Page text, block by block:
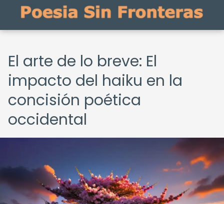
El arte de lo breve: El
impacto del haiku en la
concisión poética
occidental